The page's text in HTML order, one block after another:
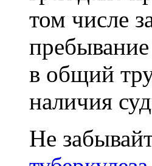
том числе
в общий
наличия
Не